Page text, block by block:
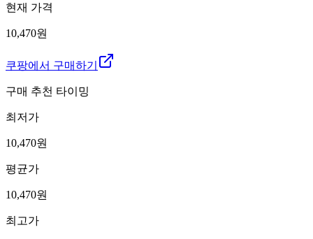
현재 가격
10,470원
쿠팡에서 구매하기
구매 추천 타이밍
최저가
10,470원
평균가
10,470원
최고가